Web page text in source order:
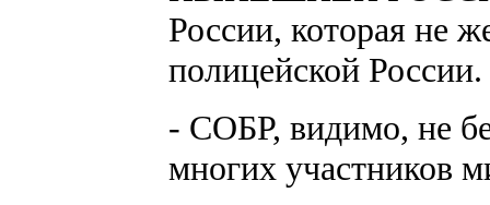
России, которая не
полицейской России.
- СОБР, видимо, не
многих участников